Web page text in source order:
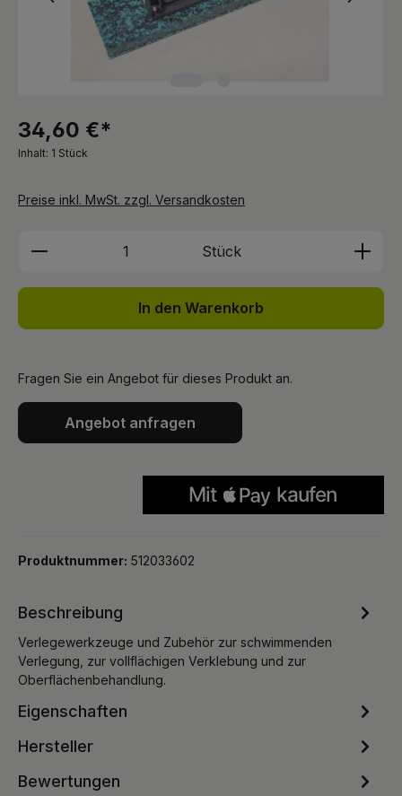
34,60 €*
Inhalt: 1 Stück
Preise inkl. MwSt. zzgl. Versandkosten
Produkt Anzahl: Gib den
Stück
In den Warenkorb
Fragen Sie ein Angebot für dieses Produkt an.
Angebot anfragen
Produktnummer: 512033602
Beschreibung
Verlegewerkzeuge und Zubehör zur schwimmenden
Verlegung, zur vollflächigen Verklebung und zur
Oberflächenbehandlung.
Eigenschaften
Hersteller
Bewertungen